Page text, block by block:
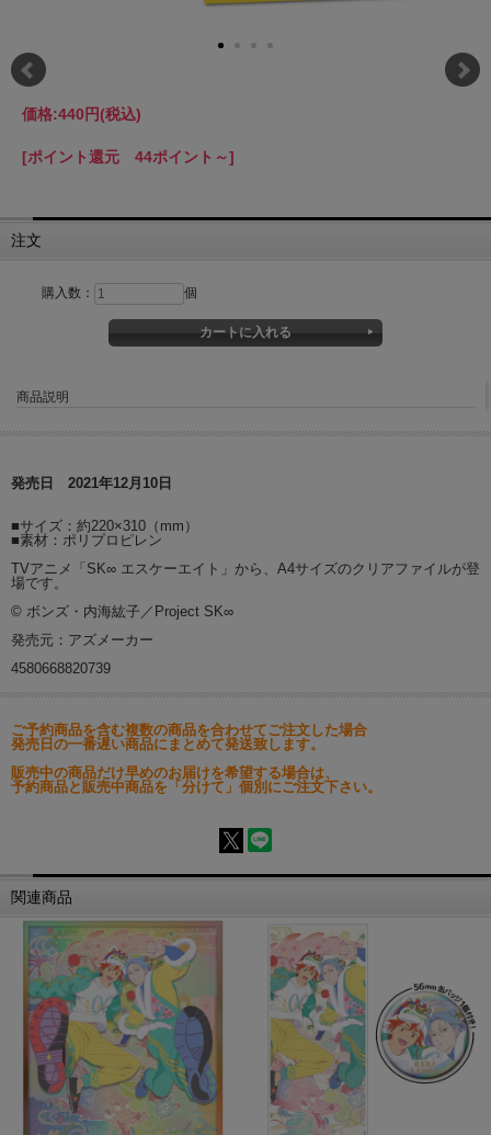
価格:440円(税込)
[ポイント還元 44ポイント～]
注文
購入数： 個
商品説明
発売日 2021年12月10日
■サイズ：約220×310（mm）
■素材：ポリプロピレン
TVアニメ「SK∞ エスケーエイト」から、A4サイズのクリアファイルが登
場です。
© ボンズ・内海紘子／Project SK∞
発売元：アズメーカー
4580668820739
ご予約商品を含む複数の商品を合わせてご注文した場合
発売日の一番遅い商品にまとめて発送致します。
販売中の商品だけ早めのお届けを希望する場合は、
予約商品と販売中商品を「分けて」個別にご注文下さい。
関連商品